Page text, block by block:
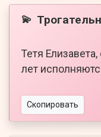
💫
Тетя
лет
Скопировать